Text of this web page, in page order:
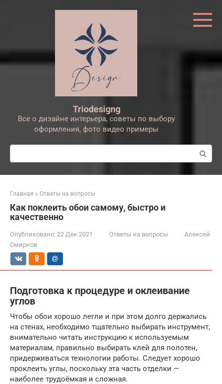
Triodesigng
Все о дизайне интерьера, советы по выбору
оформления, фото видео примеры
Поиск:
Главная » Ответы на вопросы
Как поклеить обои самому, быстро и
качественно
Опубликовано: 22 Дек 2021 Ответы на вопросы
Алексей
Смирнов
Подготовка к процедуре и оклеивание
углов
Чтобы обои хорошо легли и при этом долго держались
на стенах, необходимо тщательно выбирать инструмент,
внимательно читать инструкцию к используемым
материалам, правильно выбирать клей для полотен,
придерживаться технологии работы. Следует хорошо
проклеить углы, поскольку эта часть отделки —
наиболее трудоёмкая и сложная.